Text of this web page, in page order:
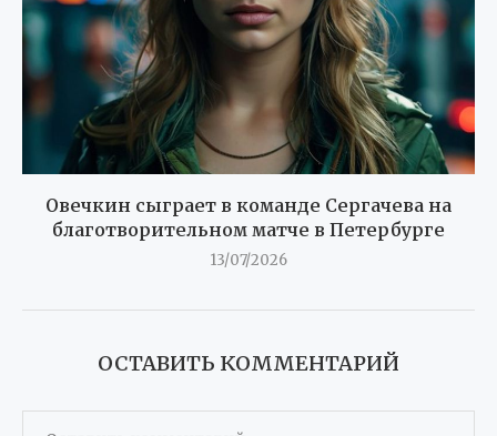
Овечкин сыграет в команде Сергачева на
благотворительном матче в Петербурге
13/07/2026
ОСТАВИТЬ КОММЕНТАРИЙ